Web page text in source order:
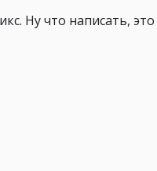
Ну что написать, это